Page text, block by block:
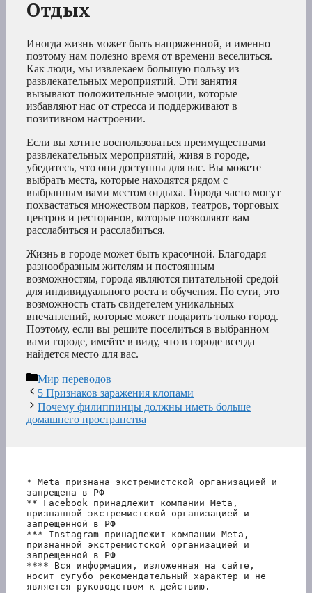
Отдых
Иногда жизнь может быть напряженной, и именно
поэтому нам полезно время от времени веселиться.
Как люди, мы извлекаем большую пользу из
развлекательных мероприятий. Эти занятия
вызывают положительные эмоции, которые
избавляют нас от стресса и поддерживают в
позитивном настроении.
Если вы хотите воспользоваться преимуществами
развлекательных мероприятий, живя в городе,
убедитесь, что они доступны для вас. Вы можете
выбрать места, которые находятся рядом с
выбранным вами местом отдыха. Города часто могут
похвастаться множеством парков, театров, торговых
центров и ресторанов, которые позволяют вам
расслабиться и расслабиться.
Жизнь в городе может быть красочной. Благодаря
разнообразным жителям и постоянным
возможностям, города являются питательной средой
для индивидуального роста и обучения. По сути, это
возможность стать свидетелем уникальных
впечатлений, которые может подарить только город.
Поэтому, если вы решите поселиться в выбранном
вами городе, имейте в виду, что в городе всегда
найдется место для вас.
Рубрики
Мир переводов
5 Признаков заражения клопами
Почему филиппинцы должны иметь больше
домашнего пространства
* Meta признана экстремистской организацией и
запрещена в РФ
** Facebook принадлежит компании Meta,
признанной экстремистской организацией и
запрещенной в РФ
*** Instagram принадлежит компании Meta,
признанной экстремистской организацией и
запрещенной в РФ
**** Вся информация, изложенная на сайте,
носит сугубо рекомендательный характер и не
является руководством к действию.